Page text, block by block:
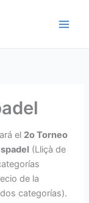
el 2o Torneo
(Lliçà de
de la
categorías).